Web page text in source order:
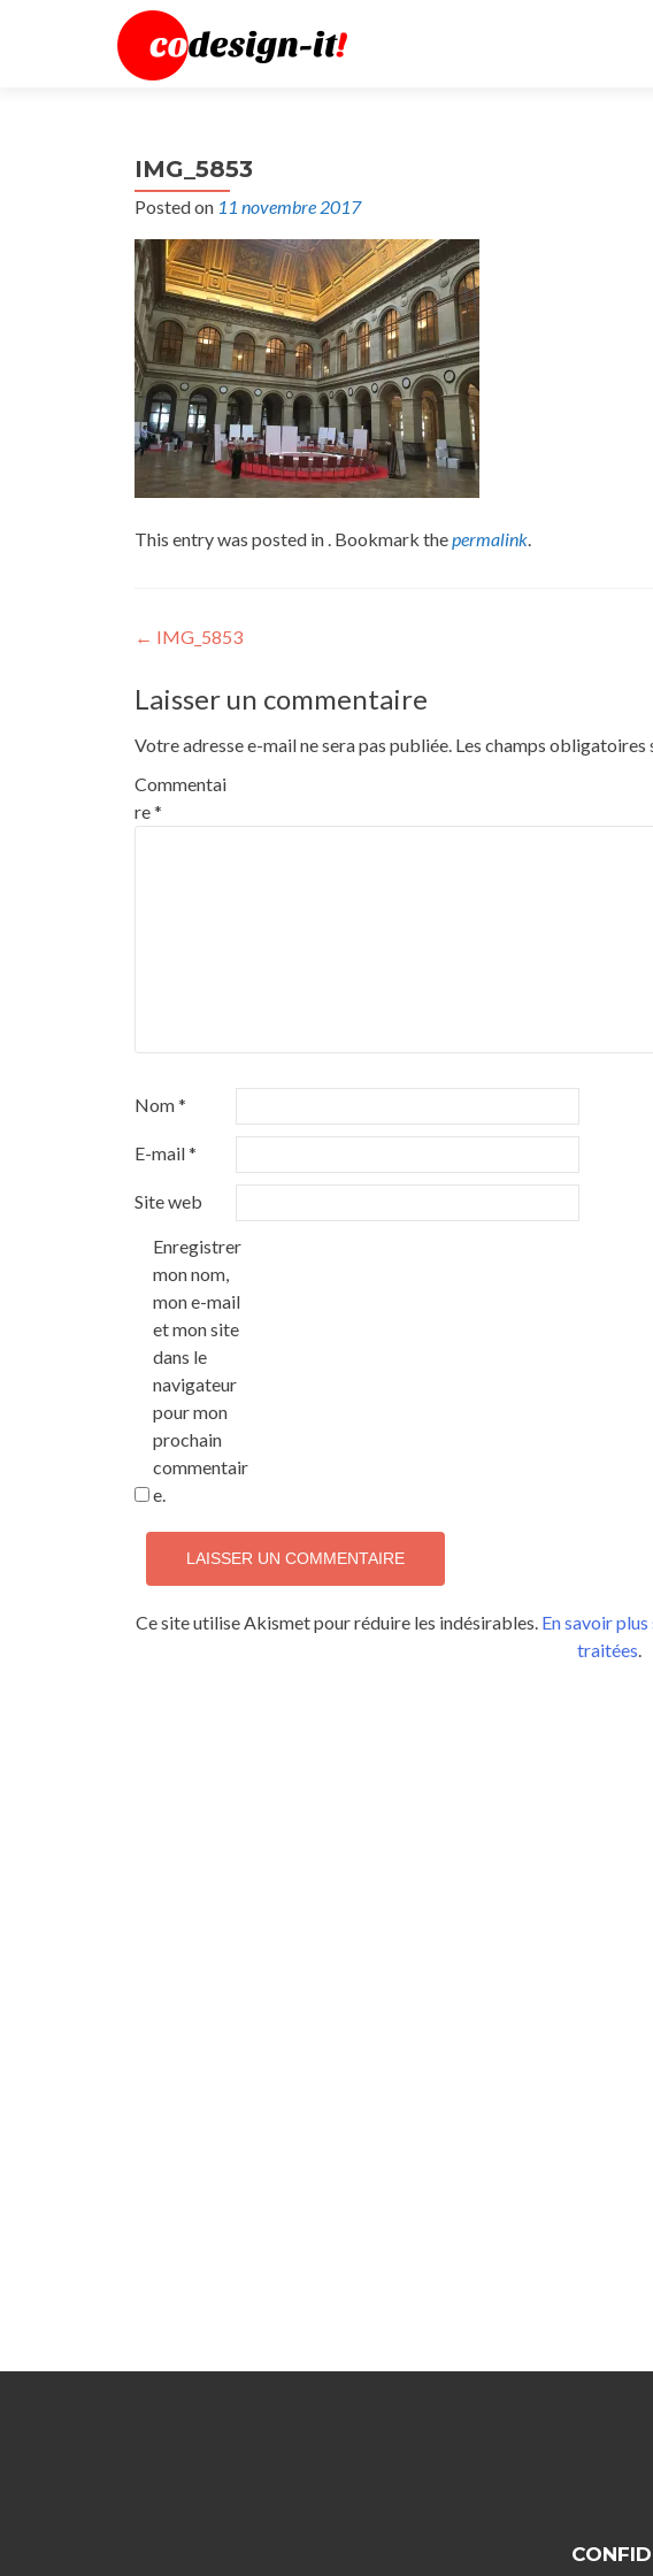
IMG_5853
Posted on 11 novembre 2017
This entry was posted in . Bookmark thepermalink.
Post
navigation
← IMG_5853
Laisser un commentaire
Votre adresse e-mail ne sera pas publiée. Les champs obligatoires
Commentai
re*
Nom*
E-mail*
Site web
Enregistrer
mon nom,
mon e-mail
et mon site
dans le
navigateur
pour mon
prochain
commentair
e.
Ce site utilise Akismet pour réduire les indésirables. En savoir
traitées.